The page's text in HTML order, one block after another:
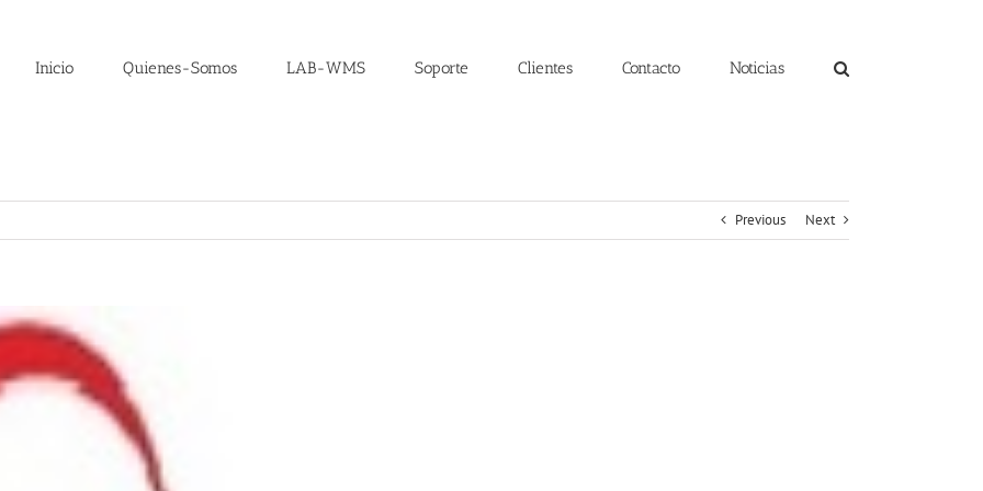
Inicio Quienes-Somos LAB-WMS Soporte Clientes Contacto Noticias
Previous Next